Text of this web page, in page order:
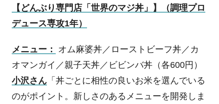
【どんぶり専門店「世界のマジ丼」】（調理プロ
デュース専攻1年）
メニュー：
オム麻婆丼／ローストビーフ丼／カ
オマンガイ／親子天丼／ビビンバ丼（各600円）
小沢さん「丼ごとに相性の良いお米を選んでいる
のがポイント。新しさのあるメニューを開発しま